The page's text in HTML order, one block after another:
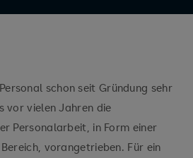
schon seit Gründung sehr
vor vielen Jahren die
Personalarbeit, in Form einer
vorangetrieben. Für ein